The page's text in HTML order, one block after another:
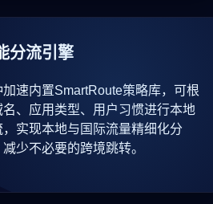
分流引擎
加速内置SmartRoute策略库，可根
名、应用类型、用户习惯进行本地
，实现本地与国际流量精细化分
减少不必要的跨境跳转。